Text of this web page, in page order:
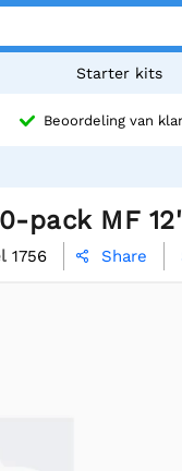
Starter kits
Beoordeling van
pack MF
1756  Share